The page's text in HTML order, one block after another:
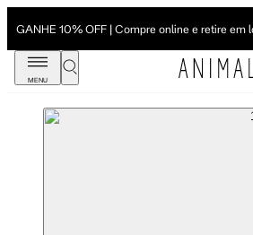
GANHE 10% OFF | Compre online e retire em
MENU